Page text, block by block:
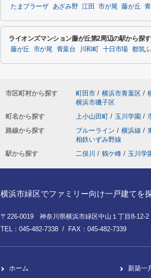
たまプラーザ あざみ野 江田 市が尾 藤が丘
ライオンズマンション藤が丘第2周辺の駅から探す
藤が丘 市が尾 青葉台 川和町 十日市場 都筑
市区町村から探す 町田市 / 横浜市青葉区 /
横浜市磯子区
町名から探す
上小山田町 / 玉川学園 /
路線から探す
ブルーライン / 横浜線 /
相鉄いずみ野線
駅から探す
二俣川 / 鶴ケ峰 / 玉川学
横浜市緑区でファミリー向け一戸建てを
〒226-0019 神奈川県横浜市緑区中山１丁目8-12-2
TEL：045-482-7338 / FAX：045-482-7339
ホーム 新築一